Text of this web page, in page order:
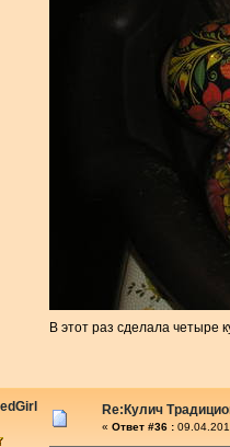
В этот раз сделала четыре
Re:Кулич
« Ответ #36 :